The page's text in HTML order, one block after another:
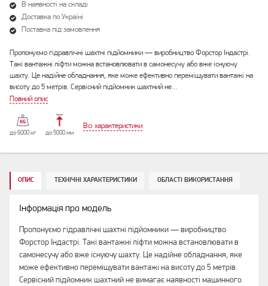
В наявності на складі
Доставка по Україні
Поставка під замовлення
Пропонуємо гідравлічні шахтні підйомники — виробництво Форстор Індастрі.
Такі вантажні ліфти можна встановлювати в самонесучу або вже існуючу
шахту. Це надійне обладнання, яке може ефективно переміщувати вантажі на
висоту до 5 метрів. Сервісний підйомник шахтний не…
Повний опис
до 6000 кг до 5000 мм
Всі характеристики
ОПИС ТЕХНІЧНІ ХАРАКТЕРИСТИКИ ОБЛАСТІ ВИКОРИСТАННЯ
Інформація про модель
Пропонуємо гідравлічні шахтні підйомники — виробництво
Форстор Індастрі. Такі вантажні ліфти можна встановлювати в
самонесучу або вже існуючу шахту. Це надійне обладнання, яке
може ефективно переміщувати вантажі на висоту до 5 метрів.
Сервісний підйомник шахтний не вимагає наявності машинного